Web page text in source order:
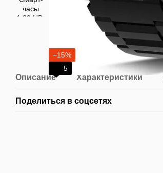
−15%
5
Описание Характеристики
Поделиться в соцсетях